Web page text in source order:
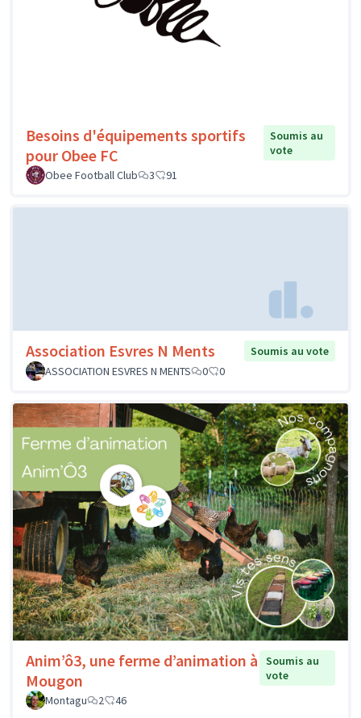
Besoins d'équipements sportifs
pour Obee FC
Soumis au
vote
Obee Football Club
3 91
Association Esvres N Ments
Soumis au vote
ASSOCIATION ESVRES N MENTS
0 0
Anim’ô3, une ferme d’animation à
Mougon
Soumis au
vote
Montagu
2 46